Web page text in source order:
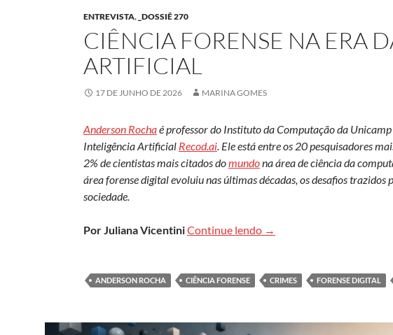
ENTREVISTA, _DOSSIÊ 270
CIÊNCIA FORENSE NA ERA
ARTIFICIAL
17 DE JUNHO DE 2026 MARINA GOMES
Anderson Rochaé professor do Instituto da Computação da
Inteligência Artificial Recod.ai . Ele está entre os 20 pesquisadores
2% de cientistas mais citados domundona área de ciência da
área forense digital evoluiu nas últimas décadas, os desafios trazidos
sociedade.
Por Juliana VicentiniContinue lendo Ciência forense na era da
→
ANDERSON ROCHA CIÊNCIA FORENSE CRIMES FORENSE DIGITAL